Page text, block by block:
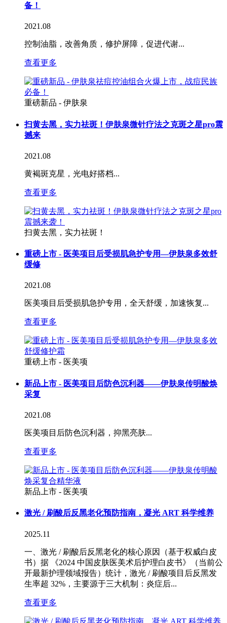
备！
2021.08
控制油脂，改善角质，修护屏障，促进代谢...
查看更多
重磅新品 - 伊肤泉
扫黄去黑，实力祛斑！伊肤泉微针疗法之克斑之星pro震
撼来
2021.08
黄褐斑克星，光电好搭档...
查看更多
扫黄去黑，实力祛斑！
重磅上市 - 医美项目后受损肌急护专用—伊肤泉多效舒
缓修
2021.08
医美项目后受损肌急护专用，全天舒缓，加速恢复...
查看更多
重磅上市 - 医美项
新品上市 - 医美项目后防色沉利器——伊肤泉传明酸焕
采复
2021.08
医美项目后防色沉利器，抑黑亮肤...
查看更多
新品上市 - 医美项
激光 / 刷酸后反黑老化预防指南，凝光 ART 科学维养
2025.11
一、激光 / 刷酸后反黑老化的核心原因（基于权威白皮
书）据 《2024 中国皮肤医美术后护理白皮书》（当前公
开最新护理领域报告）统计，激光 / 刷酸项目后反黑发
生率超 32%，主要源于三大机制：炎症后...
查看更多